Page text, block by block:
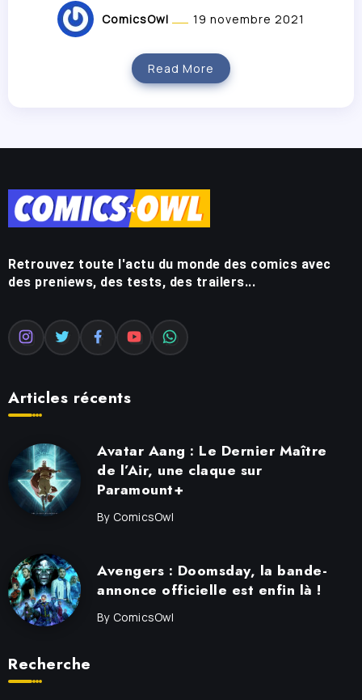
ComicsOwl 19 novembre 2021
Read More
Retrouvez toute l'actu du monde des comics avec
des preniews, des tests, des trailers...
Articles récents
Avatar Aang : Le Dernier Maître
de l’Air, une claque sur
Paramount+
By ComicsOwl
Avengers : Doomsday, la bande-
annonce officielle est enfin là !
By ComicsOwl
Recherche